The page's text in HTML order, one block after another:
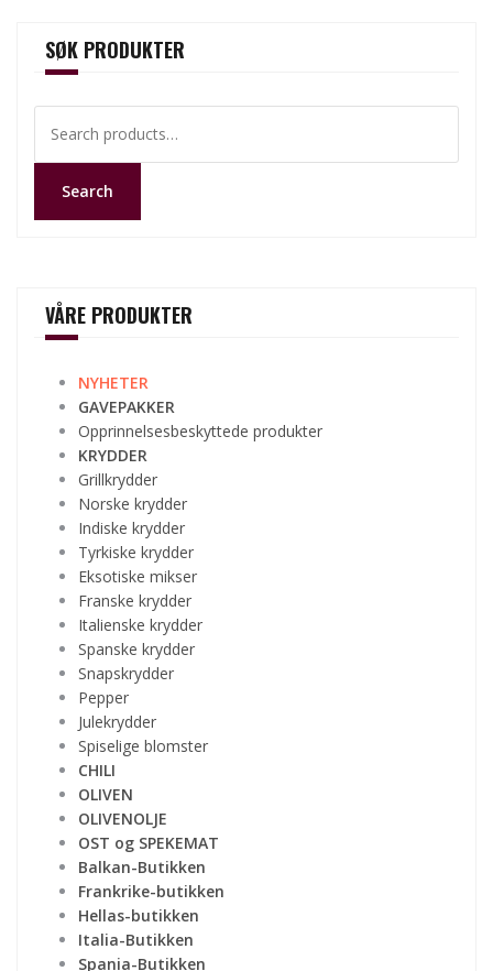
SØK PRODUKTER
for:
Search
VÅRE PRODUKTER
NYHETER
GAVEPAKKER
Opprinnelsesbeskyttede produkter
KRYDDER
Grillkrydder
Norske krydder
Indiske krydder
Tyrkiske krydder
Eksotiske mikser
Franske krydder
Italienske krydder
Spanske krydder
Snapskrydder
Pepper
Julekrydder
Spiselige blomster
CHILI
OLIVEN
OLIVENOLJE
OST og SPEKEMAT
Balkan-Butikken
Frankrike-butikken
Hellas-butikken
Italia-Butikken
Spania-Butikken